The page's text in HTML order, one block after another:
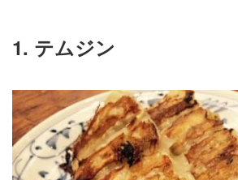
1. テムジン